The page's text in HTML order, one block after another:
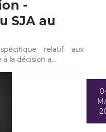
-
SJA au
relatif aux
à la décision a…